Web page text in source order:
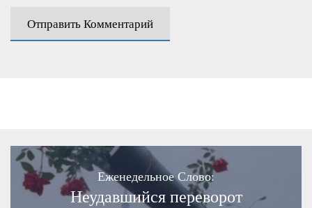
Еженедельное Слово:
Неудавшийся переворот